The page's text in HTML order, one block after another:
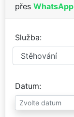
přes WhatsApp
Služba
Datum